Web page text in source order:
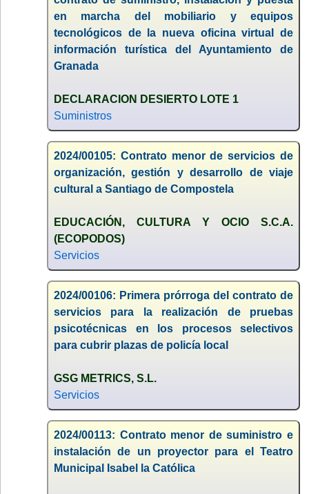
en marcha del mobiliario y equipos
tecnológicos de la nueva oficina virtual de
información turística del Ayuntamiento de
Granada
DECLARACION DESIERTO LOTE 1
Suministros
2024/00105: Contrato menor de servicios de
organización, gestión y desarrollo de viaje
cultural a Santiago de Compostela
EDUCACIÓN, CULTURA Y OCIO S.C.A.
(ECOPODOS)
Servicios
2024/00106: Primera prórroga del contrato de
servicios para la realización de pruebas
psicotécnicas en los procesos selectivos
para cubrir plazas de policía local
GSG METRICS, S.L.
Servicios
2024/00113: Contrato menor de suministro e
instalación de un proyector para el Teatro
Municipal Isabel la Católica